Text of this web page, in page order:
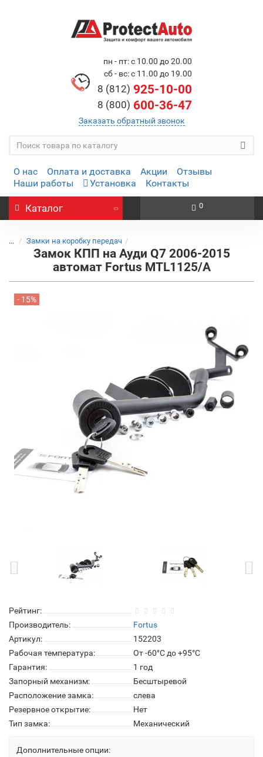
пн - пт: с 10.00 до 20.00
сб - вс: с 11.00 до 19.00
8 (812) 925-10-00
8 (800) 600-36-47
Заказать обратный звонок
О нас Оплата и доставка Акции
Отзывы
Наши работы
Установка Контакты
Каталог 0
... Замки на коробку передач
Замок КПП на Ауди Q7 2006-2015
автомат Fortus MTL1125/A
- 15%
Рейтинг:
Производитель:
Fortus
Артикул:
152203
Рабочая температура:
От -60°C до +95°C
Гарантия:
1 год
Запорный механизм:
Бесштыревой
Расположение замка:
слева
Резервное открытие:
Нет
Тип замка:
Механический
Дополнительные опции: